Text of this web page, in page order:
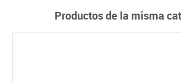
Productos de la misma